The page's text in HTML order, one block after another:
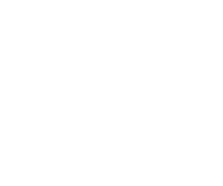
学院